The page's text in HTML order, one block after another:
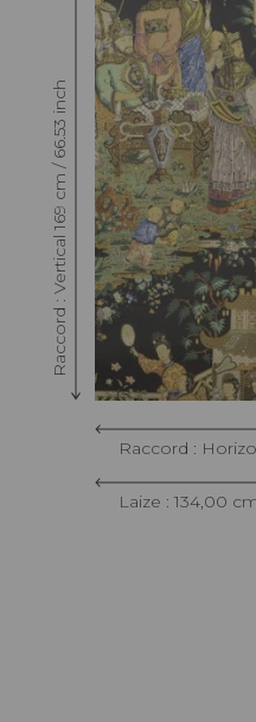
Raccord : Vertical 169 cm / 66.53 inch
Raccord :
Laize : 134,00